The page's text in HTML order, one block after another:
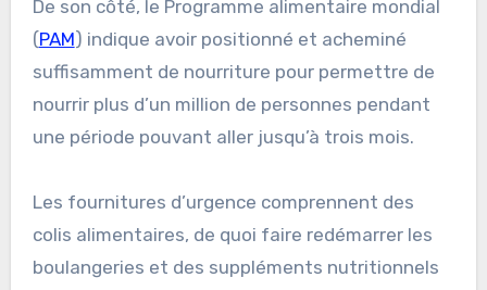
De son côté, le Programme alimentaire mondial
(PAM) indique avoir positionné et acheminé
suffisamment de nourriture pour permettre de
nourrir plus d’un million de personnes pendant
une période pouvant aller jusqu’à trois mois.
Les fournitures d’urgence comprennent des
colis alimentaires, de quoi faire redémarrer les
boulangeries et des suppléments nutritionnels